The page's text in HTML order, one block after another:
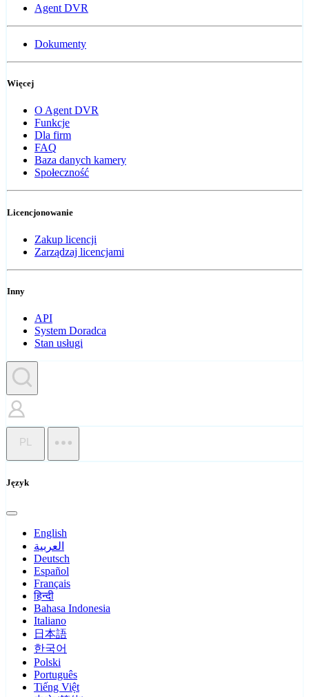
Agent DVR
Dokumenty
Więcej
O Agent DVR
Funkcje
Dla firm
FAQ
Baza danych kamery
Społeczność
Licencjonowanie
Zakup licencji
Zarządzaj licencjami
Inny
API
System Doradca
Stan usługi
PL
Język
English
العربية
Deutsch
Español
Français
हिन्दी
Bahasa Indonesia
Italiano
日本語
한국어
Polski
Português
Tiếng Việt